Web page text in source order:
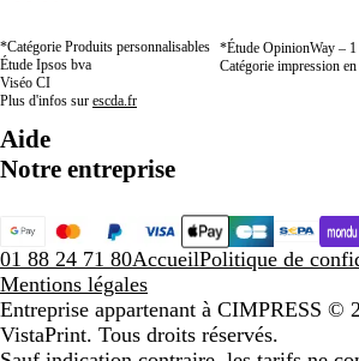
*Catégorie Produits personnalisables
Étude Ipsos bva
Viséo CI
Plus d'infos sur escda.fr
*Étude OpinionWay –
Catégorie impression
Aide
Notre entreprise
01 88 24 71 80AccueilPolitique de
Mentions légales
Entreprise appartenant à CIMPRESS ©
VistaPrint. Tous droits réservés.